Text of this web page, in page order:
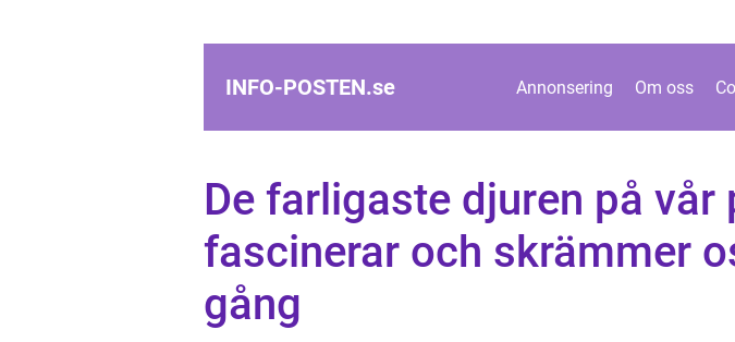
INFO-POSTEN.se Annonsering Om oss
De farligaste djuren på vår
fascinerar och skrämmer
gång